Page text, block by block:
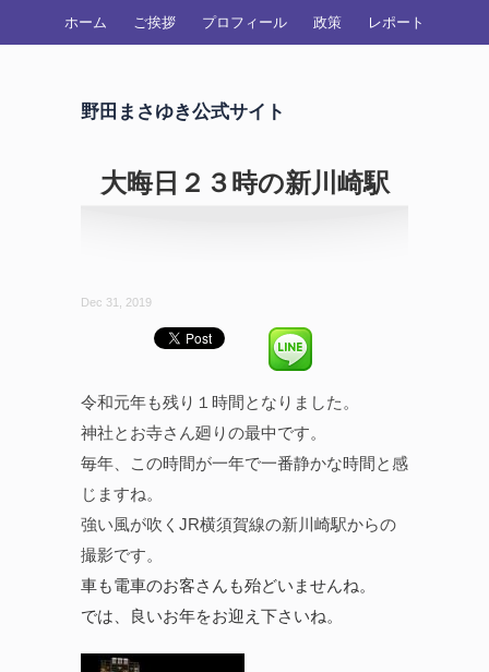
ホーム ご挨拶 プロフィール 政策 レポート
野田まさゆき公式サイト
大晦日２３時の新川崎駅
Dec 31, 2019
令和元年も残り１時間となりました。
神社とお寺さん廻りの最中です。
毎年、この時間が一年で一番静かな時間と感
じますね。
強い風が吹くJR横須賀線の新川崎駅からの
撮影です。
車も電車のお客さんも殆どいませんね。
では、良いお年をお迎え下さいね。